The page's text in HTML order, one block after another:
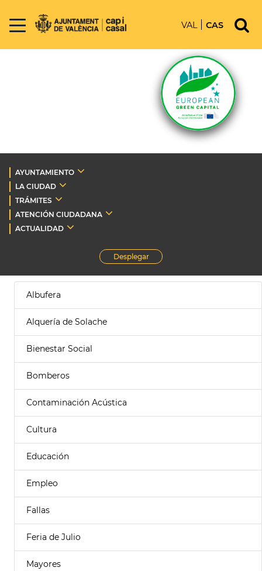
VAL CAS
AYUNTAMIENTO
LA CIUDAD
TRÁMITES
ATENCIÓN CIUDADANA
ACTUALIDAD
Desplegar
Albufera
Alquería de Solache
Bienestar Social
Bomberos
Contaminación Acústica
Cultura
Educación
Empleo
Fallas
Feria de Julio
Mayores